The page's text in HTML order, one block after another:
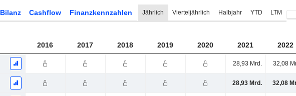
Bilanz Cashflow Finanzkennzahlen Jährlich Vierteljährlich Halbjahr YTD LTM
2016 2017 2018 2019 2020 2021 2022
28,93 Mrd. 32,08
28,93 Mrd. 32,08